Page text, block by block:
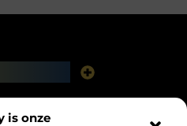
is onze